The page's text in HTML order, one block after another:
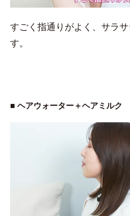
すごく指通りがよく、サラ
す。
■ ヘアウォーター＋ヘアミルク